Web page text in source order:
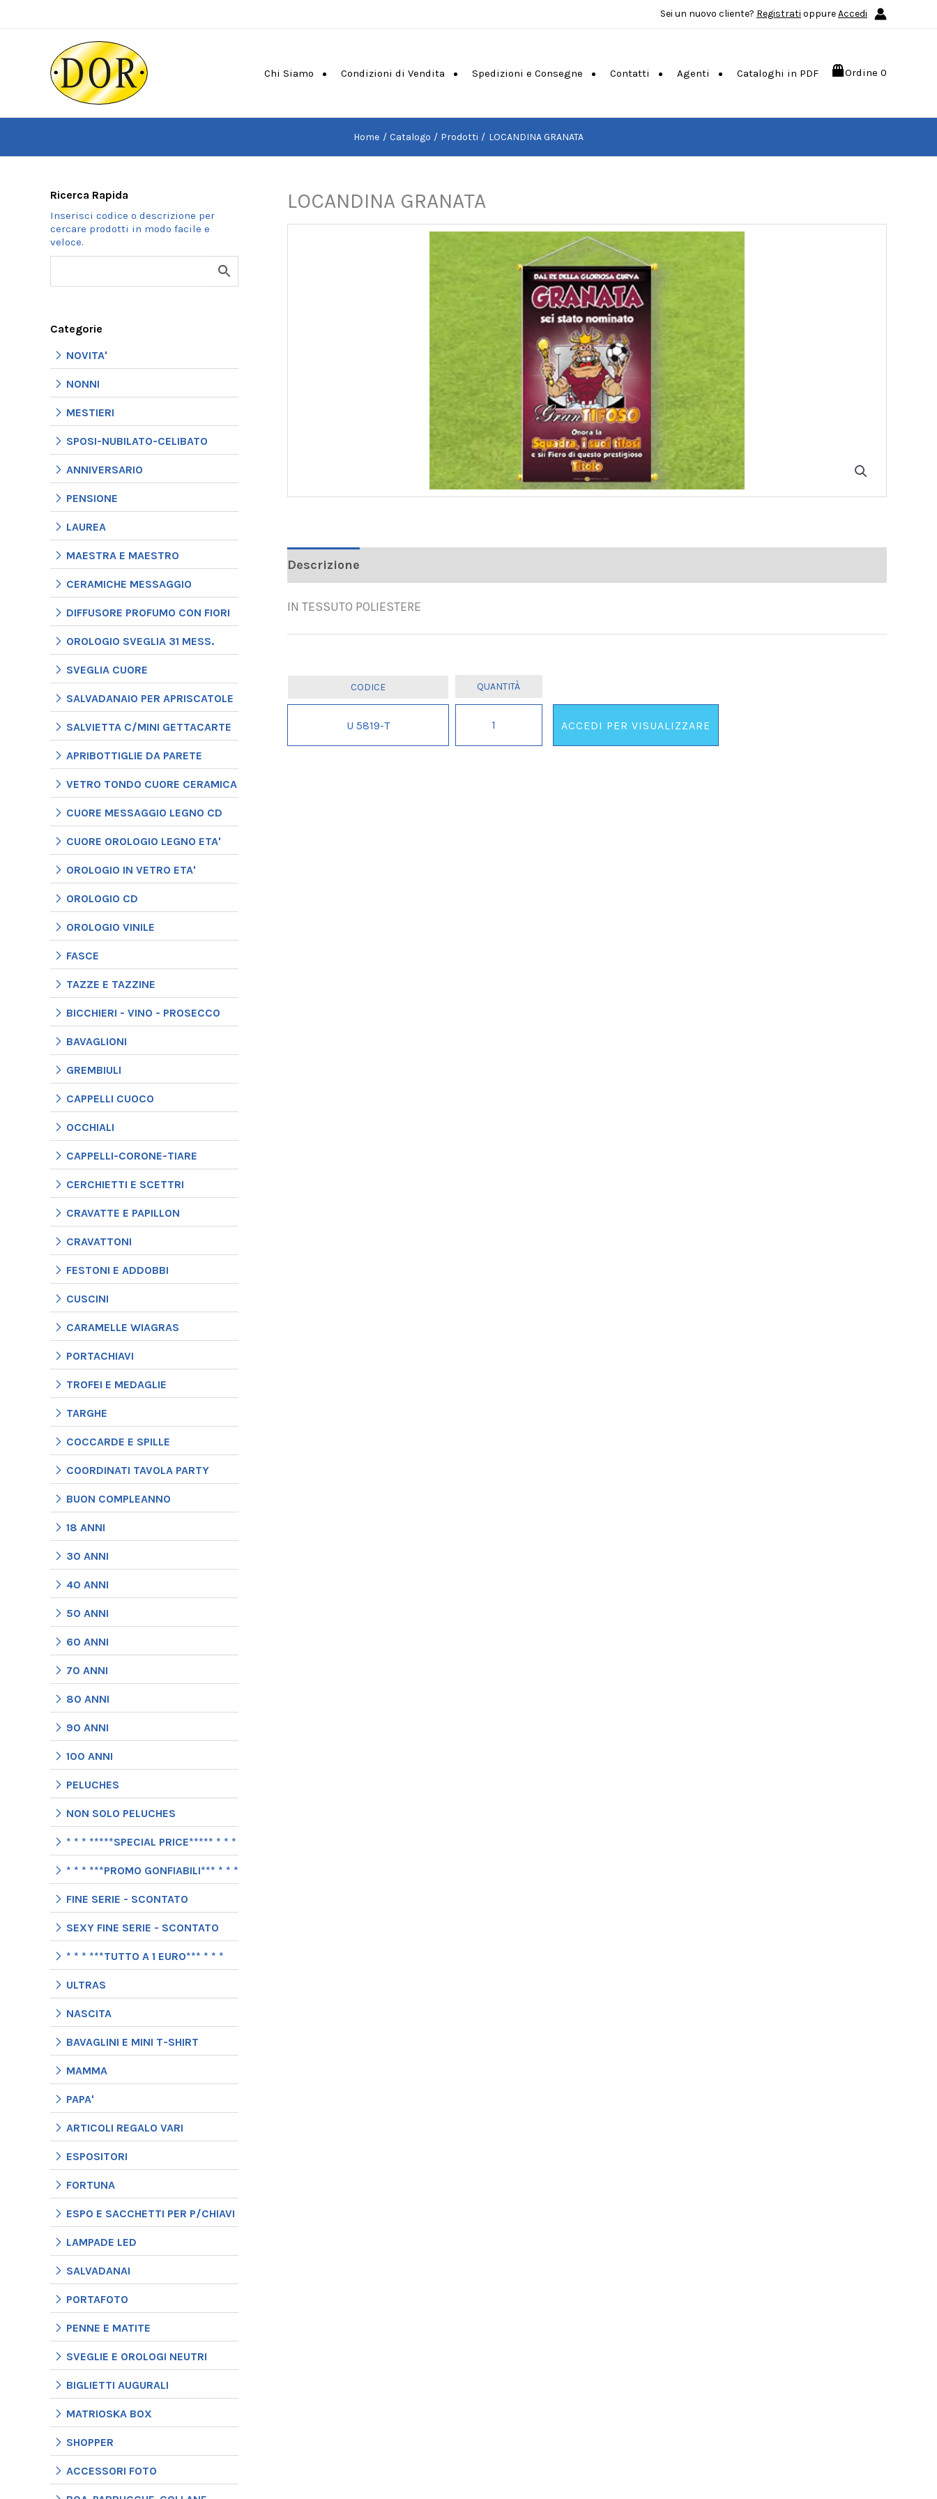
contenuto
Sei un nuovo cliente? Registrati oppureAccedi
Chi Siamo Condizioni di Vendita Spedizioni e Consegne Contatti Agenti Cataloghi in PDF Ordine 0
Home Catalogo Prodotti LOCANDINA GRANATA
Ricerca Rapida
Categorie
NOVITA'
NONNI
MESTIERI
SPOSI-NUBILATO-CELIBATO
ANNIVERSARIO
PENSIONE
LAUREA
MAESTRA E MAESTRO
CERAMICHE MESSAGGIO
DIFFUSORE PROFUMO CON FIORI
OROLOGIO SVEGLIA 31 MESS.
SVEGLIA CUORE
SALVADANAIO PER APRISCATOLE
SALVIETTA C/MINI GETTACARTE
APRIBOTTIGLIE DA PARETE
VETRO TONDO CUORE CERAMICA
CUORE MESSAGGIO LEGNO CD
CUORE OROLOGIO LEGNO ETA'
OROLOGIO IN VETRO ETA'
OROLOGIO CD
OROLOGIO VINILE
FASCE
TAZZE E TAZZINE
BICCHIERI - VINO - PROSECCO
BAVAGLIONI
GREMBIULI
CAPPELLI CUOCO
OCCHIALI
CAPPELLI-CORONE-TIARE
CERCHIETTI E SCETTRI
CRAVATTE E PAPILLON
CRAVATTONI
FESTONI E ADDOBBI
CUSCINI
CARAMELLE WIAGRAS
PORTACHIAVI
TROFEI E MEDAGLIE
TARGHE
COCCARDE E SPILLE
COORDINATI TAVOLA PARTY
BUON COMPLEANNO
18 ANNI
30 ANNI
40 ANNI
50 ANNI
60 ANNI
70 ANNI
80 ANNI
90 ANNI
100 ANNI
PELUCHES
NON SOLO PELUCHES
* * * *****SPECIAL PRICE***** * * *
* * * ***PROMO GONFIABILI*** * * *
FINE SERIE - SCONTATO
SEXY FINE SERIE - SCONTATO
* * * ***TUTTO A 1 EURO*** * * *
ULTRAS
NASCITA
BAVAGLINI E MINI T-SHIRT
MAMMA
PAPA'
ARTICOLI REGALO VARI
ESPOSITORI
FORTUNA
ESPO E SACCHETTI PER P/CHIAVI
LAMPADE LED
SALVADANAI
PORTAFOTO
PENNE E MATITE
SVEGLIE E OROLOGI NEUTRI
BIGLIETTI AUGURALI
MATRIOSKA BOX
SHOPPER
ACCESSORI FOTO
LOCANDINA GRANATA
Descrizione
IN TESSUTO POLIESTERE
U 5819-T ACCEDI PER VISUALIZZARE